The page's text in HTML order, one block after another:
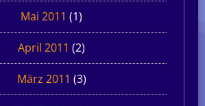
Mai 2011 (1)
April 2011 (2)
März 2011 (3)